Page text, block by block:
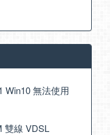
Win10 無法使用
雙線 VDSL